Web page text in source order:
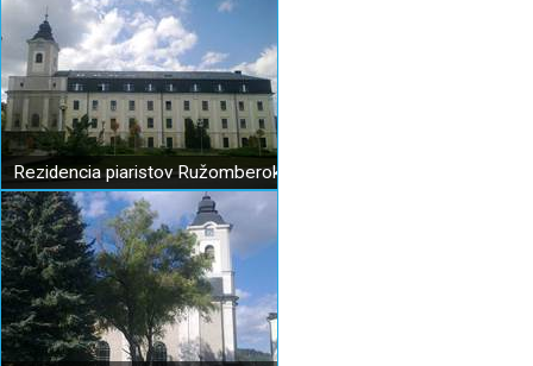
Rezidencia piaristov Ružomberok